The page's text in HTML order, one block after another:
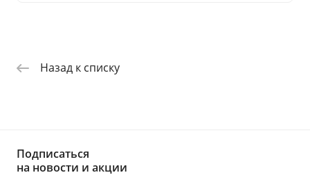
Назад к списку
Подписаться
на новости и акции